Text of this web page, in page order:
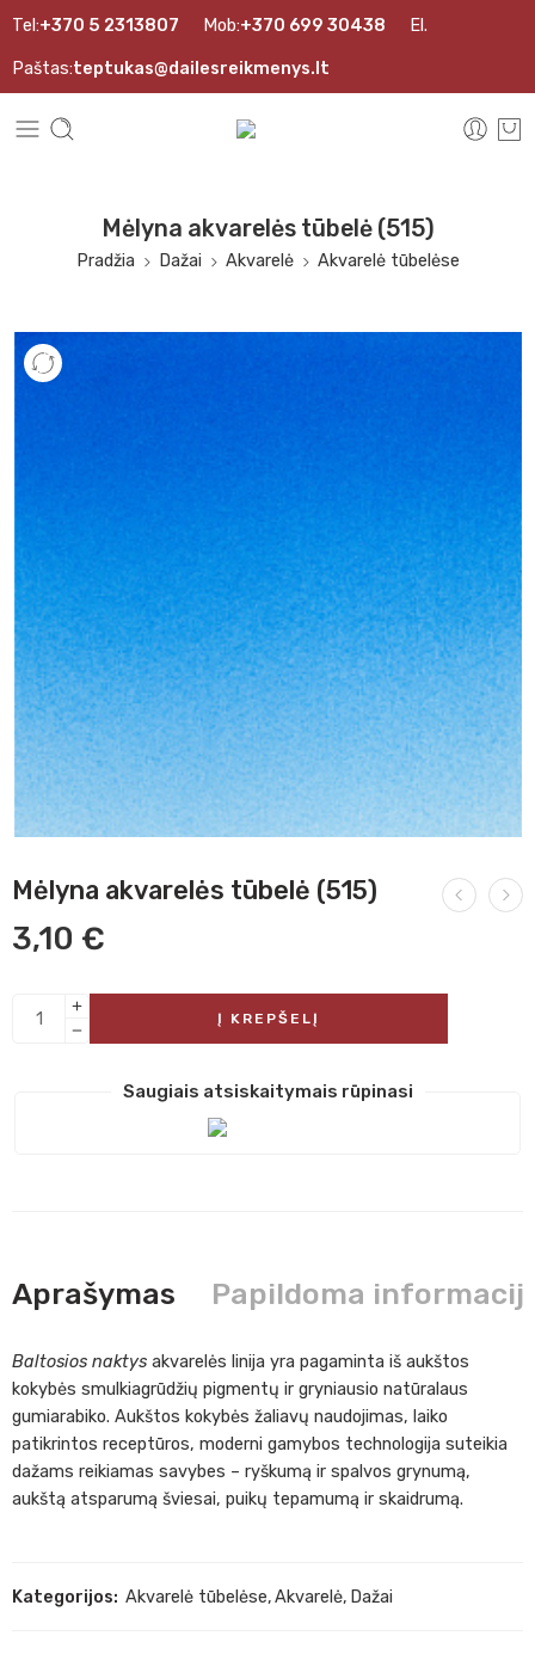
Tel:+370 5 2313807 Mob:+370 699 30438 El.
Paštas:teptukas@dailesreikmenys.lt
Mėlyna akvarelės tūbelė (515)
Pradžia Dažai Akvarelė Akvarelė tūbelėse
Mėlyna akvarelės tūbelė (515)
3,10 €
Į KREPŠELĮ
Saugiais atsiskaitymais rūpinasi
Aprašymas Papildoma
Baltosios naktys akvarelės linija yra pagaminta iš aukštos
kokybės smulkiagrūdžių pigmentų ir gryniausio natūralaus
gumiarabiko. Aukštos kokybės žaliavų naudojimas, laiko
patikrintos receptūros, moderni gamybos technologija suteikia
dažams reikiamas savybes – ryškumą ir spalvos grynumą,
aukštą atsparumą šviesai, puikų tepamumą ir skaidrumą.
Kategorijos: Akvarelė tūbelėse,Akvarelė, Dažai